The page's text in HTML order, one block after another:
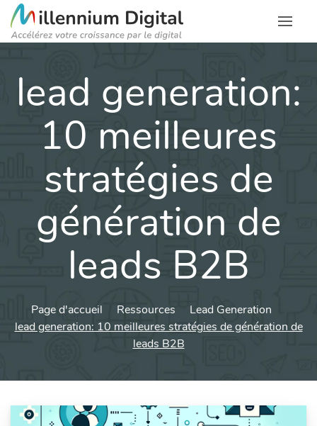
lead generation:
10 meilleures
stratégies de
génération de
leads B2B
Page d'accueil Ressources
Lead Generation
lead generation: 10 meilleures stratégies de génération de
leads B2B